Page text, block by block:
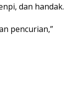
dan handak.
pencurian,”